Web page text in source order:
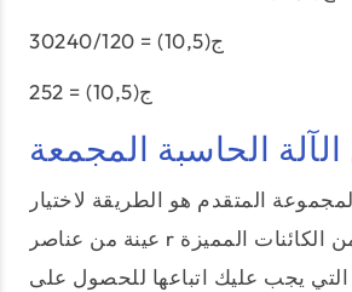
ج(10,5) = 30240/120
ج(10,5) = 252
المتقدم هو الطريقة لاختيار
عينة من عناصر r من مجموعة من الكائنات المميزة n.
يجب عليك اتباعها للحصول على